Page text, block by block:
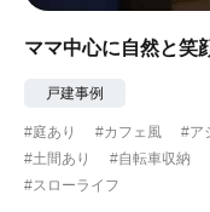
ママ中心に自然と笑
戸建事例
#庭あり #カフェ風 #ア
#土間あり
#自転車収納
#スローライフ